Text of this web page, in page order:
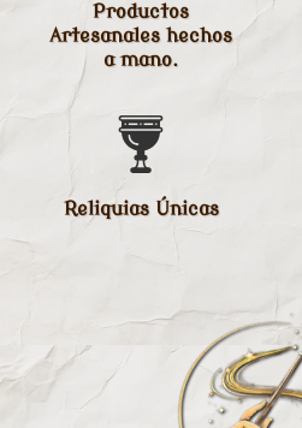
Productos
Artesanales hechos
a mano.
Reliquias Únicas